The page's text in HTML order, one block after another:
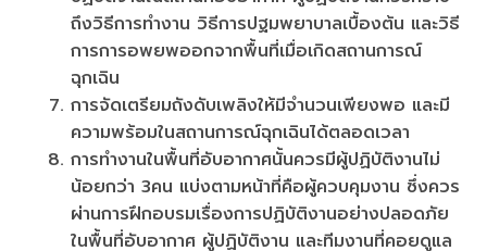
ถึงวิธีการทำงาน วิธีการปฐมพยาบาลเบื้องต้น และวิธี
การการอพยพออกจากพื้นที่เมื่อเกิดสถานการณ์
ฉุกเฉิน
การจัดเตรียมถังดับเพลิงให้มีจำนวนเพียงพอ และมี
ความพร้อมในสถานการณ์ฉุกเฉินได้ตลอดเวลา
การทำงานในพื้นที่อับอากาศนั้นควรมีผู้ปฏิบัติงานไม่
น้อยกว่า 3คน แบ่งตามหน้าที่คือผู้ควบคุมงาน ซึ่งควร
ผ่านการฝึกอบรมเรื่องการปฏิบัติงานอย่างปลอดภัย
ในพื้นที่อับอากาศ ผู้ปฏิบัติงาน และทีมงานที่คอยดูแล